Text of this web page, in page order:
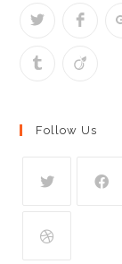
Follow Us